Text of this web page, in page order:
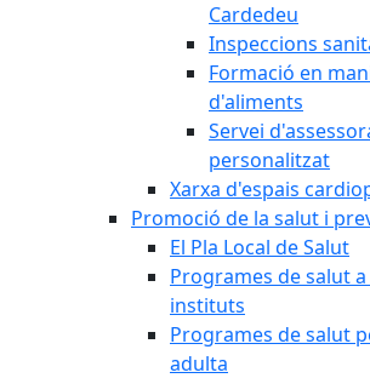
Cardedeu
Inspeccions
Formació en
d'aliments
Servei
personalitzat
Xarxa d'espais
Promoció de la salut i
El Pla Local de Salut
Programes de salut a
instituts
Programes de salut
adulta